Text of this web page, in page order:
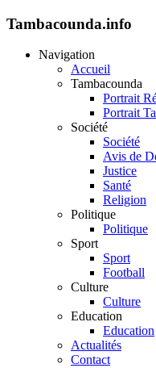
Tambacounda.info
Navigation
Accueil
Tambacounda
Portrait
Portrait
Société
Société
Avis de
Justice
Santé
Religion
Politique
Politique
Sport
Sport
Football
Culture
Culture
Education
Education
Actualités
Contact